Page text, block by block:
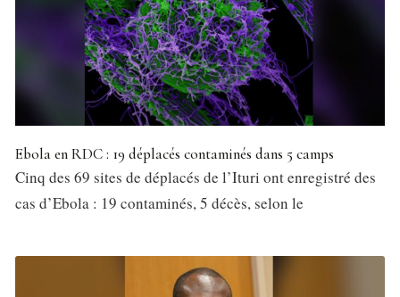
Ebola en RDC : 19 déplacés contaminés dans 5 camps
Cinq des 69 sites de déplacés de l’Ituri ont enregistré des
cas d’Ebola : 19 contaminés, 5 décès, selon le